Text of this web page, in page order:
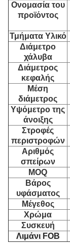
Ονομασία του
προϊόντος
Τμήματα Υλικό
Διάμετρο
χάλυβα
Διάμετρος
κεφαλής
Μέση
διάμετρος
Υψόμετρο της
άνοιξης
Στροφές
περιστροφών
Αριθμός
σπείρων
MOQ
Βάρος
υφάσματος
Μέγεθος
Χρώμα
Συσκευή
Λιμάνι FOB